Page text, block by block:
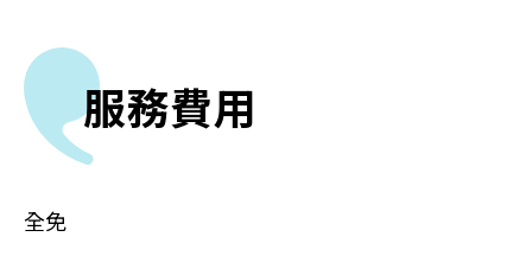
服務費用
全免